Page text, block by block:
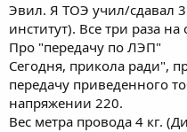
Эвил. Я ТОЭ учил/сдавал 3
институт). Все три раза на
Про "передачу по ЛЭП"
Сегодня, прикола ради",
передачу приведенного
напряжении 220.
Вес метра провода 4 кг.